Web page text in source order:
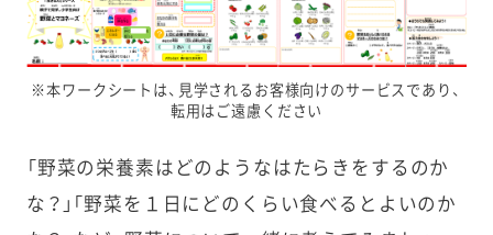
※本ワークシートは、見学されるお客様向けのサービスであり、
転用はご遠慮ください
「野菜の栄養素はどのようなはたらきをするのか
な？」「野菜を１日にどのくらい食べるとよいのか